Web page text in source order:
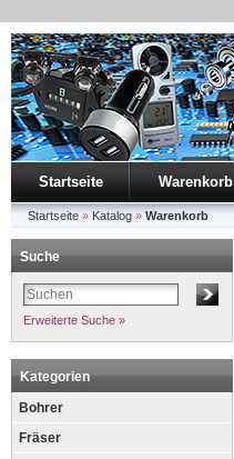
Startseite Warenkorb
Startseite » Katalog » Warenkorb
Suche
Erweiterte Suche »
Kategorien
Bohrer
Fräser